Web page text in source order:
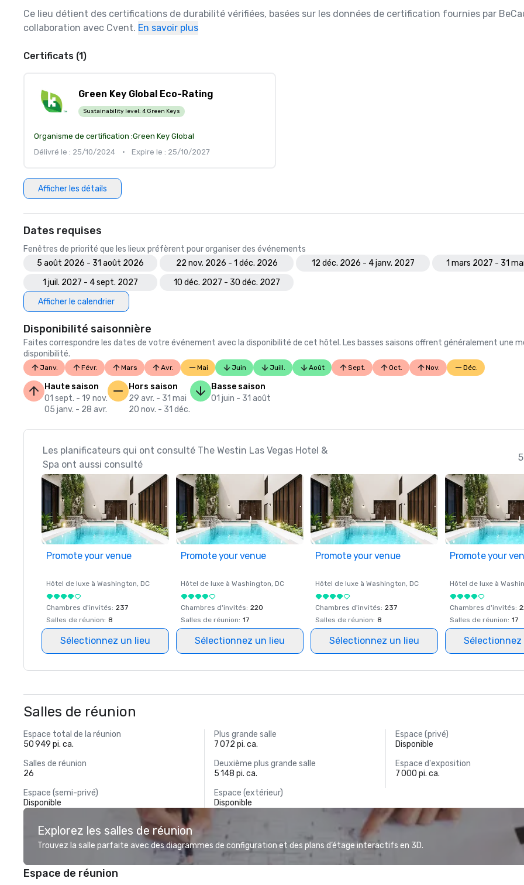
Ce lieu détient des certifications de durabilité vérifiées, basées sur les données de certification fournies par
collaboration avec Cvent. En savoir plus
Certificats (1)
Green Key Global Eco-Rating
Sustainability level: 4 Green Keys
Organisme de certification :Green Key Global
Délivré le : 25/10/2024
• Expire le : 25/10/2027
Afficher les détails
Dates requises
Fenêtres de priorité que les lieux préfèrent pour organiser des événements
5 août 2026 - 31 août 2026
22 nov. 2026 - 1 déc. 2026 12 déc. 2026 - 4 janv. 2027
1 mars 2027 - 31
1 juil. 2027 - 4 sept. 2027
10 déc. 2027 - 30 déc. 2027
Afficher le calendrier
Disponibilité saisonnière
Faites correspondre les dates de votre événement avec la disponibilité de cet hôtel. Les basses saisons offrent généralement une
disponibilité.
Janv. Févr. Mars Avr. Mai Juin Juill. Août Sept. Oct. Nov. Déc.
Haute saison
01 sept. - 19 nov.
05 janv. - 28 avr.
Hors saison
29 avr. - 31 mai
20 nov. - 31 déc.
Basse saison
01 juin - 31 août
Les planificateurs qui ont consulté The Westin Las Vegas Hotel &
Spa ont aussi consulté
Promote your venue
Hôtel de luxe à Washington, DC
Chambres d'invités: 237
Salles de réunion: 8
Sélectionnez un lieu
Promote your venue
Hôtel de luxe à Washington, DC
Chambres d'invités: 220
Salles de réunion: 17
Sélectionnez un lieu
Promote your venue
Hôtel de luxe à Washington, DC
Chambres d'invités: 237
Salles de réunion: 8
Sélectionnez un lieu
Promote your
Hôtel de luxe à
Chambres d'invités:
Salles de réunion: 17
Sélectionnez
Salles de réunion
Espace total de la réunion
50 949 pi. ca.
Plus grande salle
7 072 pi. ca.
Espace (privé)
Disponible
Salles de réunion
26
Deuxième plus grande salle
5 148 pi. ca.
Espace d'exposition
7 000 pi. ca.
Espace (semi-privé)
Disponible
Espace (extérieur)
Disponible
Explorez les salles de réunion
Trouvez la salle parfaite avec des diagrammes de configuration et des plans d’étage interactifs en 3D.
Espace de réunion